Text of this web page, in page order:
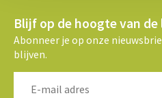
Blijf op de hoogte van
Abonneer je op onze
blijven.